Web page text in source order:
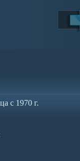
с 1970 г.